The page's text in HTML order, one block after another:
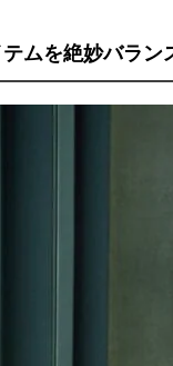
ムを絶妙バラン